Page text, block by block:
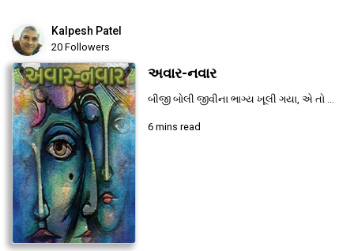
Kalpesh Patel
20 Followers
અવાર-નવાર
બીજી બોલી જીવીના ભાગ્ય ખૂલી ગયા, એ તો ...
6 mins read